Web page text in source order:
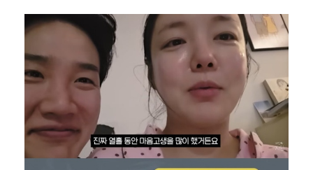
'나솔' 24기 옥순, 출연료 미지급 폭로 "1년 넘게…
'오디세이'·'스파이더맨4', 박스오피스 투톱…기록 경…